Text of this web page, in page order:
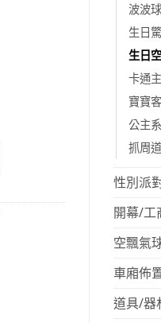
波波
生日
生日
卡通
寶寶
公主
抓周
性別派
開幕/工
空飄氣
車廂佈
道具/器